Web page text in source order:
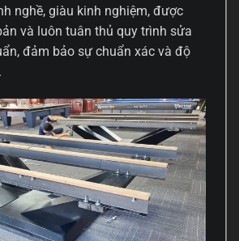
nghề, giàu kinh nghiệm, được
và luôn tuân thủ quy trình sửa
đảm bảo sự chuẩn xác và độ